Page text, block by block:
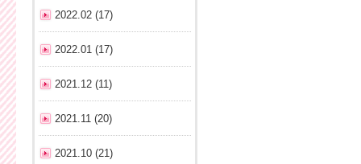
2022.02 (17)
2022.01 (17)
2021.12 (11)
2021.11 (20)
2021.10 (21)